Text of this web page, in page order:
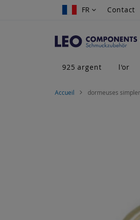
FR
FR Contact
925 argent
l'or
Accueil dormeuses